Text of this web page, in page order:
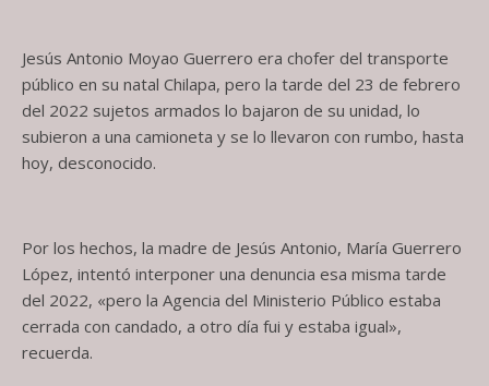
Jesús Antonio Moyao Guerrero era chofer del transporte
público en su natal Chilapa, pero la tarde del 23 de febrero
del 2022 sujetos armados lo bajaron de su unidad, lo
subieron a una camioneta y se lo llevaron con rumbo, hasta
hoy, desconocido.
Por los hechos, la madre de Jesús Antonio, María Guerrero
López, intentó interponer una denuncia esa misma tarde
del 2022, «pero la Agencia del Ministerio Público estaba
cerrada con candado, a otro día fui y estaba igual»,
recuerda.